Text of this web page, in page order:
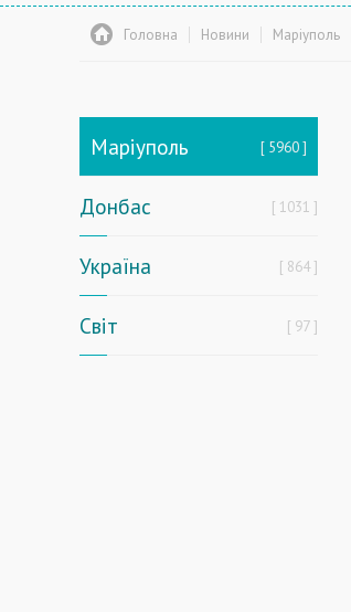
Головна Новини Маріуполь
Маріуполь 5960
Донбас 1031
Україна 864
Світ 97